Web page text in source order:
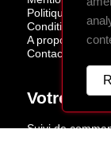
Politique de
Conditions de
A propos
Contactez-nous
Votre
Suivi de